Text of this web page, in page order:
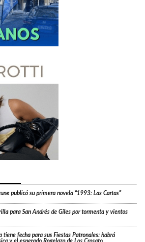
publicó su primera novela “1993: Las Cartas”
para San Andrés de Giles por tormenta y vientos
tiene fecha para sus Fiestas Patronales: habrá